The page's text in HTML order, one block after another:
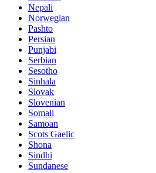
Nepali
Norwegian
Pashto
Persian
Punjabi
Serbian
Sesotho
Sinhala
Slovak
Slovenian
Somali
Samoan
Scots Gaelic
Shona
Sindhi
Sundanese